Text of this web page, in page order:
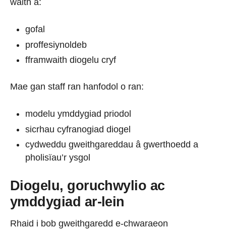
waith â:
gofal
proffesiynoldeb
fframwaith diogelu cryf
Mae gan staff ran hanfodol o ran:
modelu ymddygiad priodol
sicrhau cyfranogiad diogel
cydweddu gweithgareddau â gwerthoedd a
pholisïau’r ysgol
Diogelu, goruchwylio ac
ymddygiad ar-lein
Rhaid i bob gweithgaredd e-chwaraeon